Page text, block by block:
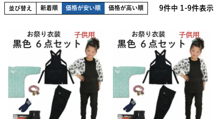
並び替え 新着順 価格が安い順 価格が高い順 9件中 1-9件表示